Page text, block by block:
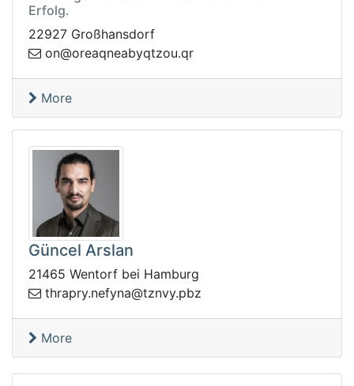
Erfolg.
22927 Großhansdorf
rq.uoztqybaenq
aero@no
More
Güncel Arslan
21465 Wentorf bei Hamburg
zbp.yvnzt@anyf
en.yrparht
More